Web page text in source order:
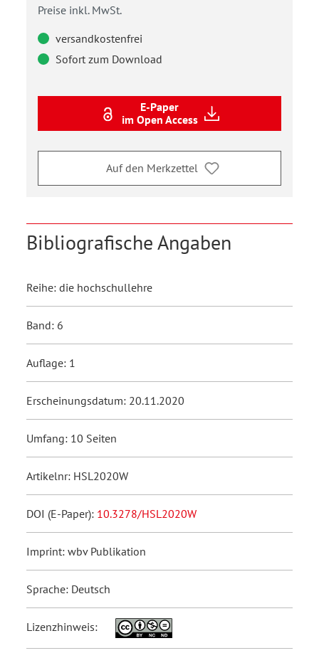
Preise inkl. MwSt.
versandkostenfrei
Sofort zum Download
E-Paper
im Open Access
Auf den Merkzettel
Bibliografische Angaben
Reihe: die hochschullehre
Band: 6
Auflage: 1
Erscheinungsdatum: 20.11.2020
Umfang: 10 Seiten
Artikelnr: HSL2020W
DOI (E-Paper): 10.3278/HSL2020W
Imprint: wbv Publikation
Sprache: Deutsch
Lizenzhinweis: